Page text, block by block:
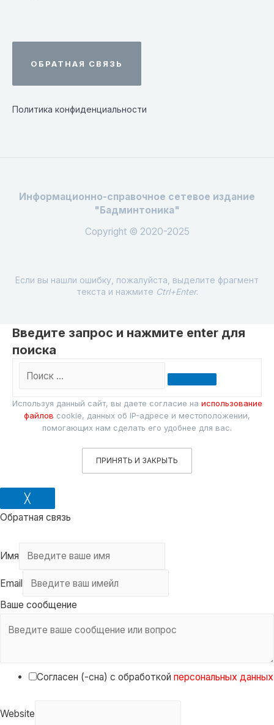
ОБРАТНАЯ СВЯЗЬ
Политика конфиденциальности
Информационно-справочное сетевое издание
"Бадминтоника"
Copyright © 2020-2025
Если вы нашли ошибку, пожалуйста, выделите фрагмент
текста и нажмите Ctrl+Enter.
Введите запрос и нажмите enter для
поиска
Поиск
Используя данный сайт, вы даете согласие на использование
файлов cookie, данных об IP-адресе и местоположении,
помогающих нам сделать его удобнее для вас.
ПРИНЯТЬ И ЗАКРЫТЬ
╳
Обратная связь
Имя
Email
Ваше сообщение
Согласен (-сна) с обработкой персональных данных
Website